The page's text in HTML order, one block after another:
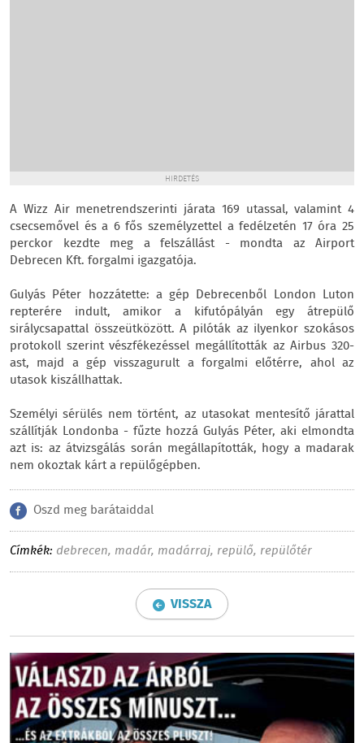
HIRDETÉS
A Wizz Air menetrendszerinti járata 169 utassal, valamint 4
csecsemővel és a 6 fős személyzettel a fedélzetén 17 óra 25
perckor kezdte meg a felszállást - mondta az Airport
Debrecen Kft. forgalmi igazgatója.
Gulyás Péter hozzátette: a gép Debrecenből London Luton
repterére indult, amikor a kifutópályán egy átrepülő
sirálycsapattal összeütközött. A pilóták az ilyenkor szokásos
protokoll szerint vészfékezéssel megállították az Airbus 320-
ast, majd a gép visszagurult a forgalmi előtérre, ahol az
utasok kiszállhattak.
Személyi sérülés nem történt, az utasokat mentesítő járattal
szállítják Londonba - fűzte hozzá Gulyás Péter, aki elmondta
azt is: az átvizsgálás során megállapították, hogy a madarak
nem okoztak kárt a repülőgépben.
Oszd meg barátaiddal
Címkék: debrecen, madár, madárraj, repülő, repülőtér
VISSZA